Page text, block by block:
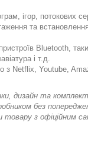
ігор, потокових
та
Bluetooth,
і т.д.
з Netflix, Youtube,
дизайн та
без
з офіційним